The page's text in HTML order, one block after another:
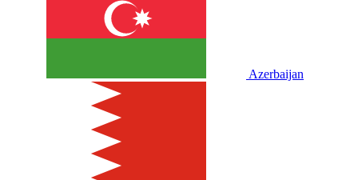
Azerbaijan